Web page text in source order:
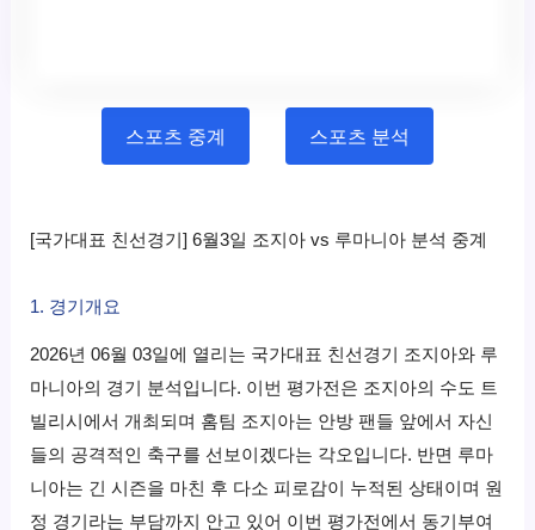
스포츠 중계 스포츠 분석
[국가대표 친선경기] 6월3일 조지아 vs 루마니아 분석 중계
1. 경기개요
2026년 06월 03일에 열리는 국가대표 친선경기 조지아와 루
마니아의 경기 분석입니다. 이번 평가전은 조지아의 수도 트
빌리시에서 개최되며 홈팀 조지아는 안방 팬들 앞에서 자신
들의 공격적인 축구를 선보이겠다는 각오입니다. 반면 루마
니아는 긴 시즌을 마친 후 다소 피로감이 누적된 상태이며 원
정 경기라는 부담까지 안고 있어 이번 평가전에서 동기부여